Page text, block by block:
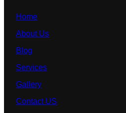
Home
About Us
Blog
Services
Gallery
Contact US